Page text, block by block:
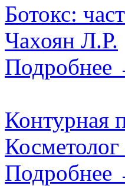
Ботокс:
Чахоян Л.Р.
Подробнее
Контурная
Подробнее